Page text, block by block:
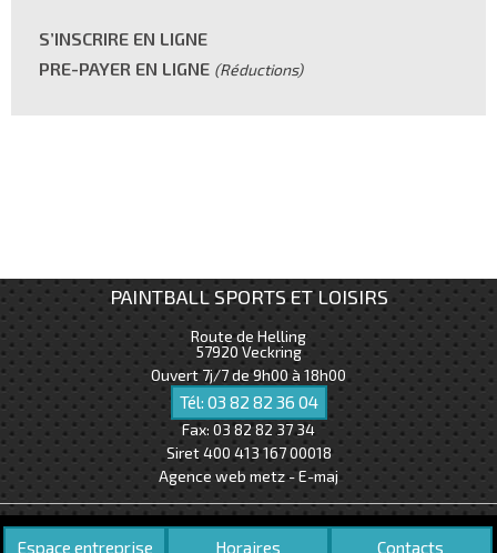
S’INSCRIRE EN LIGNE
PRE-PAYER EN LIGNE (Réductions)
PAINTBALL SPORTS ET LOISIRS
Route de Helling
57920 Veckring
Ouvert 7j/7 de 9h00 à 18h00
Tél: 03 82 82 36 04
Fax: 03 82 82 37 34
Siret 400 413 167 00018
Agence web metz - E-maj
Espace entreprise Horaires Contacts